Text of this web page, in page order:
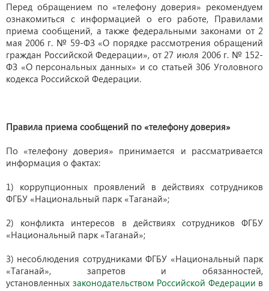
Перед обращением по «телефону доверия» рекомендуем
ознакомиться с информацией о его работе, Правилами
приема сообщений, а также федеральными законами от 2
мая 2006 г. № 59-ФЗ «О порядке рассмотрения обращений
граждан Российской Федерации», от 27 июля 2006 г. № 152-
ФЗ «О персональных данных» и со статьей 306 Уголовного
кодекса Российской Федерации.
Правила приема сообщений по «телефону доверия»
По «телефону доверия» принимается и рассматривается
информация о фактах:
1) коррупционных проявлений в действиях сотрудников
ФГБУ «Национальный парк «Таганай»;
2) конфликта интересов в действиях сотрудников ФГБУ
«Национальный парк «Таганай»;
3) несоблюдения сотрудниками ФГБУ «Национальный парк
«Таганай», запретов и обязанностей,
установленных законодательством Российской Федерации в